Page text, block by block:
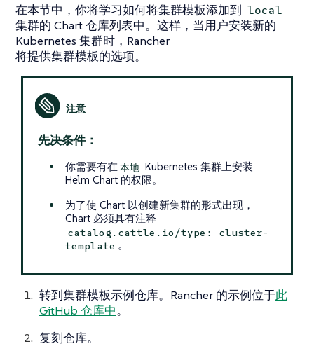
在本节中，你将学习如何将集群模板添加到 local
集群的 Chart 仓库列表中。这样，当用户安装新的
Kubernetes 集群时，Rancher
将提供集群模板的选项。
先决条件：
你需要有在 本地 Kubernetes 集群上安装
Helm Chart 的权限。
为了使 Chart 以创建新集群的形式出现，
Chart 必须具有注释
catalog.cattle.io/type: cluster-
template 。
转到集群模板示例仓库。Rancher 的示例位于此
GitHub 仓库中。
复刻仓库。